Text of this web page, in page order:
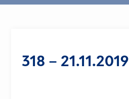
318 – 21.11.2019